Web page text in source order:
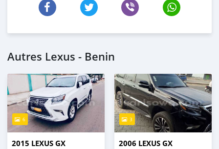
Autres Lexus - Benin
6
2015 LEXUS GX
3
2006 LEXUS GX